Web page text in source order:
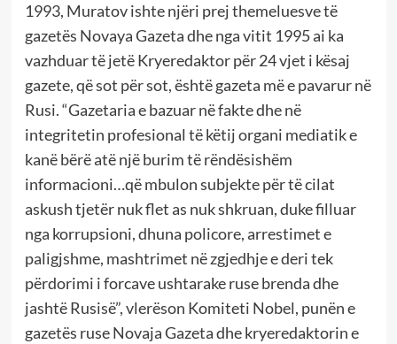
1993, Muratov ishte njëri prej themeluesve të
gazetës Novaya Gazeta dhe nga vitit 1995 ai ka
vazhduar të jetë Kryeredaktor për 24 vjet i kësaj
gazete, që sot për sot, është gazeta më e pavarur në
Rusi. “Gazetaria e bazuar në fakte dhe në
integritetin profesional të këtij organi mediatik e
kanë bërë atë një burim të rëndësishëm
informacioni…që mbulon subjekte për të cilat
askush tjetër nuk flet as nuk shkruan, duke filluar
nga korrupsioni, dhuna policore, arrestimet e
paligjshme, mashtrimet në zgjedhje e deri tek
përdorimi i forcave ushtarake ruse brenda dhe
jashtë Rusisë”, vlerëson Komiteti Nobel, punën e
gazetës ruse Novaja Gazeta dhe kryeredaktorin e